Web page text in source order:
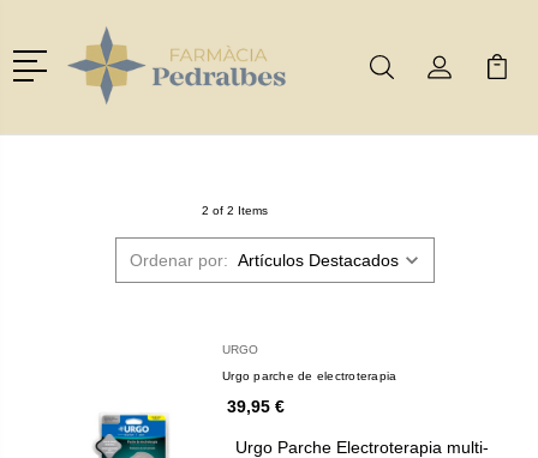
Menú
BuscarMi Cuenta
Mi
2 of 2 Items
Ordenar por:
URGO
Urgo parche de electroterapia
39,95 €
Urgo Parche Electroterapia multi-